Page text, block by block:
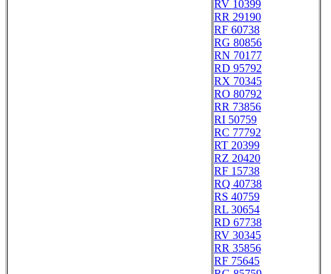
RV 10399
RR 29190
RF 60738
RG 80856
RN 70177
RD 95792
RX 70345
RO 80792
RR 73856
RI 50759
RC 77792
RT 20399
RZ 20420
RF 15738
RQ 40738
RS 40759
RL 30654
RD 67738
RV 30345
RR 35856
RF 75645